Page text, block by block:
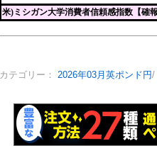
米)ミシガン大学消費者信頼感指数【確
カテゴリー： 2026年03月英ポンド円/